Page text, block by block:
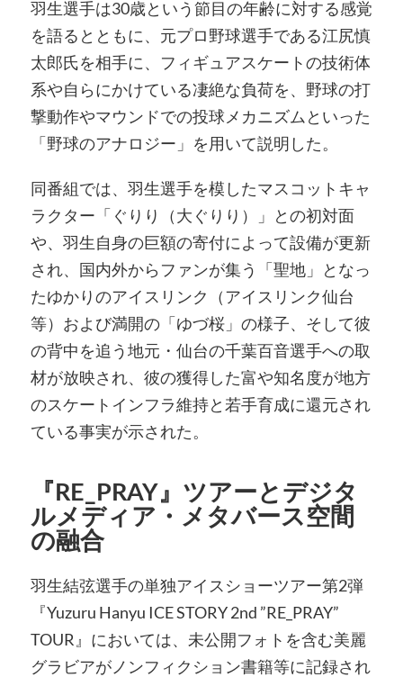
羽生選手は30歳という節目の年齢に対する感覚
を語るとともに、元プロ野球選手である江尻慎
太郎氏を相手に、フィギュアスケートの技術体
系や自らにかけている凄絶な負荷を、野球の打
撃動作やマウンドでの投球メカニズムといった
「野球のアナロジー」を用いて説明した。
同番組では、羽生選手を模したマスコットキャ
ラクター「ぐりり（大ぐりり）」との初対面
や、羽生自身の巨額の寄付によって設備が更新
され、国内外からファンが集う「聖地」となっ
たゆかりのアイスリンク（アイスリンク仙台
等）および満開の「ゆづ桜」の様子、そして彼
の背中を追う地元・仙台の千葉百音選手への取
材が放映され、彼の獲得した富や知名度が地方
のスケートインフラ維持と若手育成に還元され
ている事実が示された。
『RE_PRAY』ツアーとデジタ
ルメディア・メタバース空間
の融合
羽生結弦選手の単独アイスショーツアー第2弾
『Yuzuru Hanyu ICE STORY 2nd ”RE_PRAY”
TOUR』においては、未公開フォトを含む美麗
グラビアがノンフィクション書籍等に記録され